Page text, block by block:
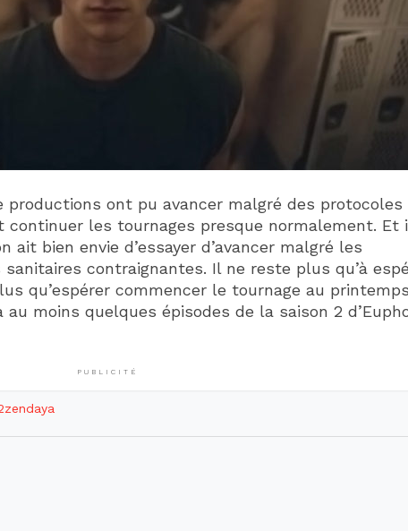
ont pu avancer malgré des protocoles
les tournages presque normalement. Et
ait bien envie d’essayer d’avancer malgré les
contraignantes. Il ne reste plus qu’à
qu’espérer commencer le tournage au
moins quelques épisodes de la saison 2
PUBLICITÉ
zendaya